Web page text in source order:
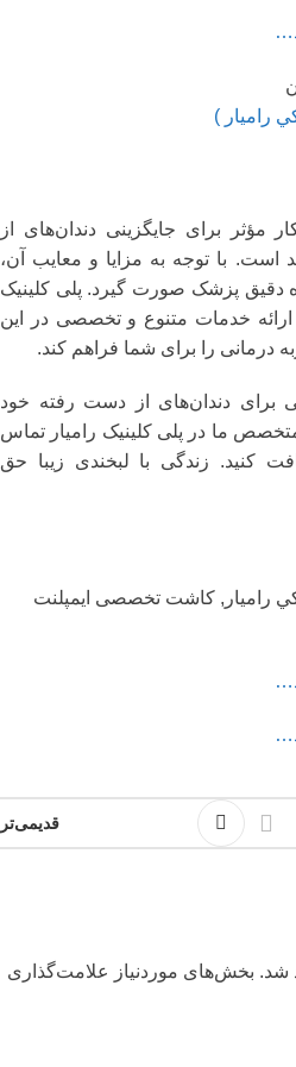
راميار )
مؤثر برای جایگزینی دندان‌های از
است. با توجه به مزایا و معایب آن،
دقیق پزشک صورت گیرد. پلی کلینیک
ارائه خدمات متنوع و تخصصی در این
درمانی را برای شما فراهم کند.
برای دندان‌های از دست رفته خود
ما در پلی کلینیک رامیار تماس
کنید. زندگی با لبخندی زیبا حق
راميار, کاشت تخصصی ایمپلنت
قدیمی‌تر
شد. بخش‌های موردنیاز علامت‌گذاری